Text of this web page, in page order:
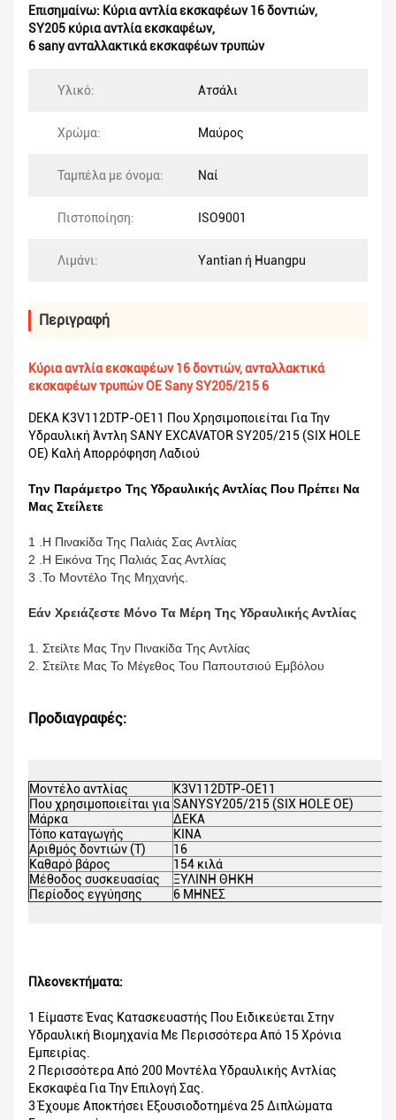
Επισημαίνω: Κύρια αντλία εκσκαφέων 16 δοντιών,
SY205 κύρια αντλία εκσκαφέων,
6 sany ανταλλακτικά εκσκαφέων τρυπών
Υλικό: Ατσάλι
Χρώμα: Μαύρος
Ταμπέλα με όνομα: Ναί
Πιστοποίηση: ISO9001
Λιμάνι: Yantian ή Huangpu
Περιγραφή
Κύρια αντλία εκσκαφέων 16 δοντιών, ανταλλακτικά
εκσκαφέων τρυπών OE Sany SY205/215 6
DEKA K3V112DTP-OE11 Που Χρησιμοποιείται Για Την
Υδραυλική Άντλη SANY EXCAVATOR SY205/215 (SIX HOLE
OE) Καλή Απορρόφηση Λαδιού
Την Παράμετρο Της Υδραυλικής Αντλίας Που Πρέπει Να
Μας Στείλετε
1 .Η Πινακίδα Της Παλιάς Σας Αντλίας
2 .Η Εικόνα Της Παλιάς Σας Αντλίας
3 .Το Μοντέλο Της Μηχανής.
Εάν Χρειάζεστε Μόνο Τα Μέρη Της Υδραυλικής Αντλίας
1. Στείλτε Μας Την Πινακίδα Της Αντλίας
2. Στείλτε Μας Το Μέγεθος Του Παπουτσιού Εμβόλου
Προδιαγραφές:
Μοντέλο αντλίας
K3V112DTP-OE11
Που χρησιμοποιείται για SANYSY205/215 (SIX HOLE OE)
Μάρκα
ΔΕΚΑ
Τόπο καταγωγής
ΚΙΝΑ
Αριθμός δοντιών (Τ)
16
Καθαρό βάρος
154 κιλά
Μέθοδος συσκευασίας
ΞΥΛΙΝΗ ΘΗΚΗ
Περίοδος εγγύησης
6 ΜΗΝΕΣ
Πλεονεκτήματα:
1 Είμαστε Ένας Κατασκευαστής Που Ειδικεύεται Στην
Υδραυλική Βιομηχανία Με Περισσότερα Από 15 Χρόνια
Εμπειρίας.
2 Περισσότερα Από 200 Μοντέλα Υδραυλικής Αντλίας
Εκσκαφέα Για Την Επιλογή Σας.
3 Έχουμε Αποκτήσει Εξουσιοδοτημένα 25 Διπλώματα